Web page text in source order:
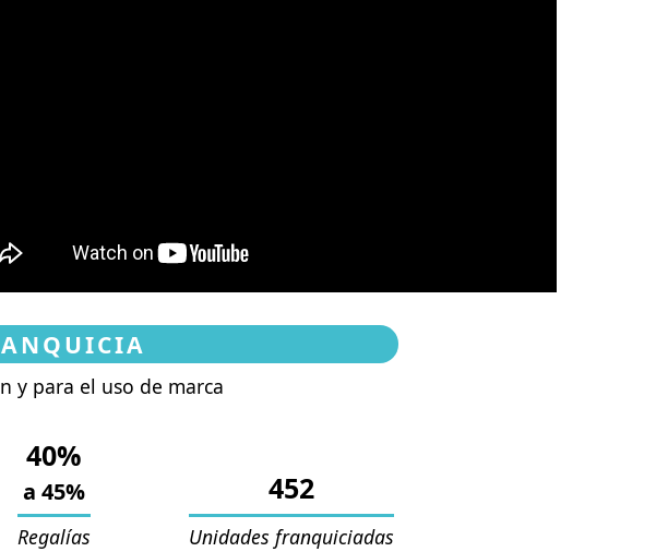
y para el uso de marca
40%
a 45%
Regalías
452
Unidades franquiciadas